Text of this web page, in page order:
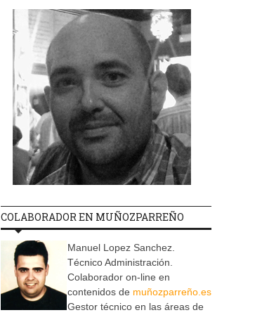
COLABORADOR EN MUÑOZPARREÑO
Manuel Lopez Sanchez.
Técnico Administración.
Colaborador on-line en
contenidos de muñozparreño.es
Gestor técnico en las áreas de